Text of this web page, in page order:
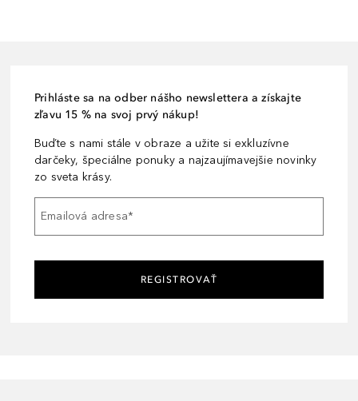
Prihláste sa na odber nášho newslettera a získajte
zľavu 15 % na svoj prvý nákup!
Buďte s nami stále v obraze a užite si exkluzívne
darčeky, špeciálne ponuky a najzaujímavejšie novinky
zo sveta krásy.
Emailová adresa*
REGISTROVAŤ